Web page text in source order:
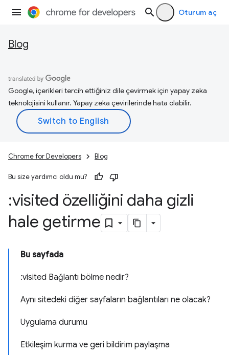
Oturum aç
Blog
Google, içerikleri tercih ettiğiniz dile çevirmek için yapay zeka
teknolojisini kullanır. Yapay zeka çevirilerinde hata olabilir.
Chrome for Developers Blog
Bu size yardımcı oldu mu?
:visited özelliğini daha gizli
hale getirme
Bu sayfada
:visited Bağlantı bölme nedir?
Aynı sitedeki diğer sayfaların bağlantıları ne olacak?
Uygulama durumu
Etkileşim kurma ve geri bildirim paylaşma